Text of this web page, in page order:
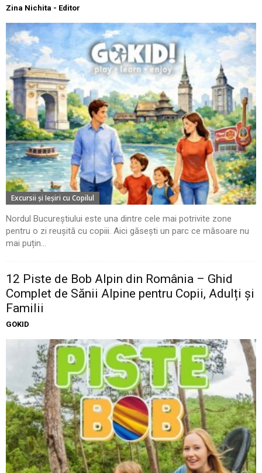
Zina Nichita - Editor
Excursii şi Ieşiri cu Copilul
Nordul Bucureștiului este una dintre cele mai potrivite zone
pentru o zi reușită cu copiii. Aici găsești un parc ce măsoare nu
mai puțin...
12 Piste de Bob Alpin din România – Ghid
Complet de Sănii Alpine pentru Copii, Adulți și
Familii
GOKID